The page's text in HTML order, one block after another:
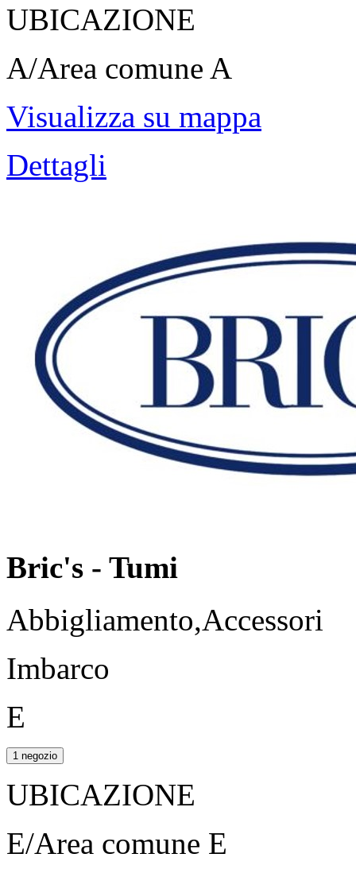
UBICAZIONE
A/Area comune A
Visualizza su mappa
Dettagli
Bric's - Tumi
Abbigliamento,Accessori
Imbarco
E
1 negozio
UBICAZIONE
E/Area comune E